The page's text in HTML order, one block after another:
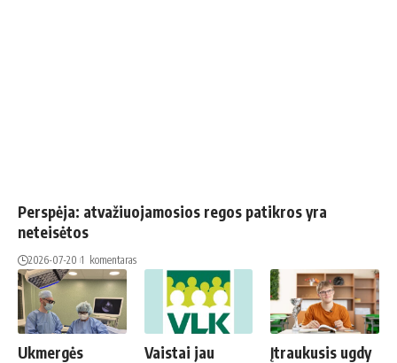
Perspėja: atvažiuojamosios regos patikros yra
neteisėtos
2026-07-20 1 komentaras
Ukmergės Vaistai jau Įtraukusis ugdy